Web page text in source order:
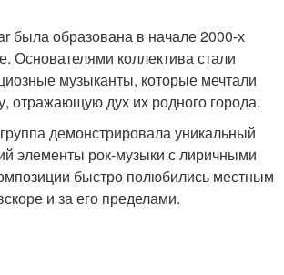
была образована в начале 2000-х
Основателями коллектива стали
музыканты, которые мечтали
отражающую дух их родного города.
демонстрировала уникальный
элементы рок-музыки с лиричными
быстро полюбились местным
и за его пределами.